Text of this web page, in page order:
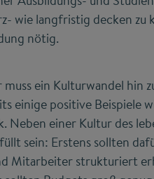
wie langfristig decken zu
nötig.
ein Kulturwandel hin
einige positive Beispiele
einer Kultur des
sein: Erstens sollten
Mitarbeiter strukturiert